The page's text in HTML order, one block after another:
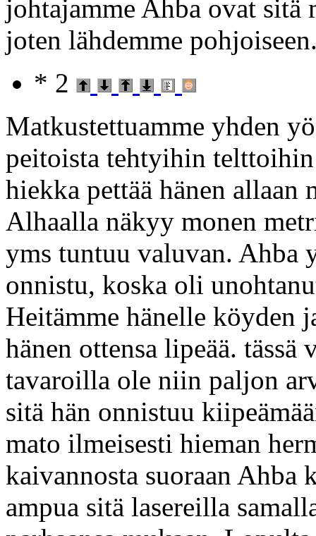
johtajamme Ahba ovat sitä
joten lähdemme
* 2
Matkustettuamme yhden
peitoista tehtyihin
hiekka pettää hänen allaan
Alhaalla näkyy monen
yms tuntuu valuvan. Ahba
onnistu, koska oli
Heitämme hänelle köyden
hänen ottensa lipeää. tässä
tavaroilla ole niin paljon
sitä hän onnistuu
mato ilmeisesti hieman
kaivannosta suoraan Ahba
ampua sitä lasereilla